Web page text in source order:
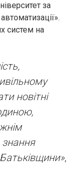
за
систем на
новітні
,